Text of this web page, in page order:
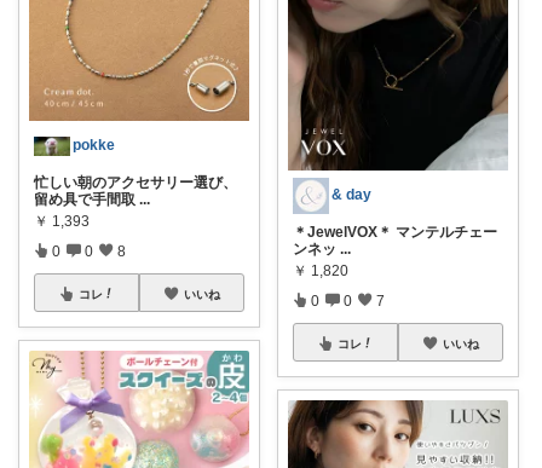
pokke
忙しい朝のアクセサリー選び、
留め具で手間取 ...
￥ 1,393
0 0 8
コレ いいね
& day
＊JewelVOX＊ マンテルチェー
ンネッ ...
￥ 1,820
0 0 7
コレ いいね